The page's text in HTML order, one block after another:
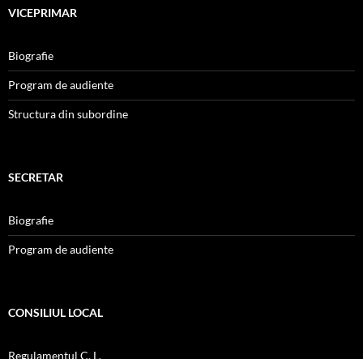
VICEPRIMAR
Biografie
Program de audiente
Structura din subordine
SECRETAR
Biografie
Program de audiente
CONSILIUL LOCAL
Regulamentul C. L.